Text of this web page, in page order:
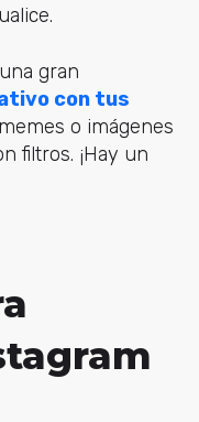
gran
con tus
o imágenes
filtros. ¡Hay un